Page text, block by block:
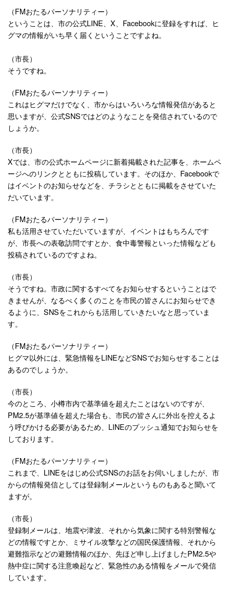
（FMおたるパーソナリティー）
ということは、市の公式LINE、X、Facebookに登録をすれば、ヒ
グマの情報がいち早く届くということですよね。
（市長）
そうですね。
（FMおたるパーソナリティー）
これはヒグマだけでなく、市からはいろいろな情報発信があると
思いますが、公式SNSではどのようなことを発信されているので
しょうか。
（市長）
Xでは、市の公式ホームページに新着掲載された記事を、ホームペ
ージへのリンクとともに投稿しています。そのほか、Facebookで
はイベントのお知らせなどを、チラシとともに掲載をさせていた
だいています。
（FMおたるパーソナリティー）
私も活用させていただいていますが、イベントはもちろんです
が、市長への表敬訪問ですとか、食中毒警報といった情報なども
投稿されているのですよね。
（市長）
そうですね。市政に関するすべてをお知らせするということはで
きませんが、なるべく多くのことを市民の皆さんにお知らせでき
るように、SNSをこれからも活用していきたいなと思っていま
す。
（FMおたるパーソナリティー）
ヒグマ以外には、緊急情報をLINEなどSNSでお知らせすることは
あるのでしょうか。
（市長）
今のところ、小樽市内で基準値を超えたことはないのですが、
PM2.5が基準値を超えた場合も、市民の皆さんに外出を控えるよ
う呼びかける必要があるため、LINEのプッシュ通知でお知らせを
しております。
（FMおたるパーソナリティー）
これまで、LINEをはじめ公式SNSのお話をお伺いしましたが、市
からの情報発信としては登録制メールというものもあると聞いて
ますが。
（市長）
登録制メールは、地震や津波、それから気象に関する特別警報な
どの情報ですとか、ミサイル攻撃などの国民保護情報、それから
避難指示などの避難情報のほか、先ほど申し上げましたPM2.5や
熱中症に関する注意喚起など、緊急性のある情報をメールで発信
しています。